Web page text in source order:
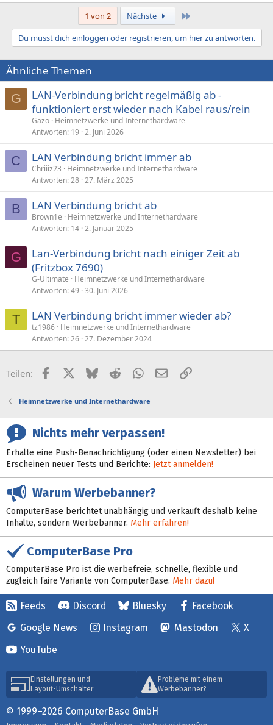
1 von 2 Nächste
Du musst dich einloggen oder registrieren, um hier zu antworten.
Ähnliche Themen
G
LAN-Verbindung bricht regelmäßig ab -
funktioniert erst wieder nach Kabel raus/rein
Gazo Heimnetzwerke und Internethardware
Antworten 19 2. Juni 2026
C LAN Verbindung bricht immer ab
Chriiiz23
Heimnetzwerke und Internethardware
Antworten 28 27. März 2025
B LAN Verbindung bricht ab
Brown1e
Heimnetzwerke und Internethardware
Antworten 14 2. Januar 2025
G
Lan-Verbindung bricht nach einiger Zeit ab
(Fritzbox 7690)
G-Ultimate
Heimnetzwerke und Internethardware
Antworten 49 30. Juni 2026
T LAN Verbindung bricht immer wieder ab?
tz1986 Heimnetzwerke und Internethardware
Antworten 26 27. Dezember 2024
Teilen: FacebookX (Twitter)
BlueskyRedditWhatsApp
E-MailLink
Heimnetzwerke und Internethardware
Nichts mehr verpassen!
Erhalte eine Push-Benachrichtigung (oder einen Newsletter) bei
Erscheinen neuer Tests und Berichte: Jetzt anmelden!
Warum Werbebanner?
ComputerBase berichtet unabhängig und verkauft deshalb keine
Inhalte, sondern Werbebanner. Mehr erfahren!
ComputerBase Pro
ComputerBase Pro ist die werbefreie, schnelle, flexible und
zugleich faire Variante von ComputerBase. Mehr dazu!
Feeds Discord Bluesky
Facebook
Google News
Instagram Mastodon
X
YouTube
Einstellungen und
Layout-Umschalter
Probleme mit einem
Werbebanner?
© 1999–2026 ComputerBase GmbH